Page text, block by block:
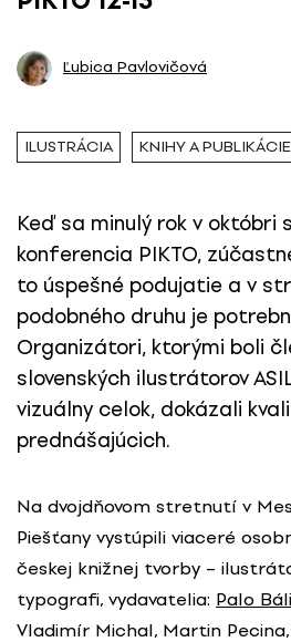
Ľubica Pavlovičová
ILUSTRÁCIA KNIHY A PUBLIKÁCIE
Keď sa minulý rok v októbri
konferencia PIKTO,
to úspešné podujatie a v
podobného druhu je
Organizátori, ktorými boli
slovenských ilustrátorov
vizuálny celok, dokázali
prednášajúcich.
Na dvojdňovom stretnutí v
Piešťany vystúpili viaceré
českej knižnej tvorby –
typografi, vydavatelia: Palo
Vladimír Michal, Martin